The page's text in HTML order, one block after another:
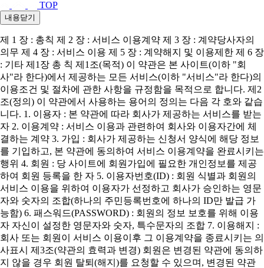
TOP
내용닫기
제 1 장 : 총칙 제 2 장 : 서비스 이용계약 제 3 장 : 계약당사자의
의무 제 4 장 : 서비스 이용 제 5 장 : 계약해지 및 이용제한 제 6 장
: 기타 제1장 총 칙 제1조(목적) 이 약관은 본 사이트(이하 "회
사"라 한다)에서 제공하는 모든 서비스(이하 "서비스"라 한다)의
이용조건 및 절차에 관한 사항을 규정함을 목적으로 합니다. 제2
조(정의) 이 약관에서 사용하는 용어의 정의는 다음 각 호와 같습
니다. 1. 이용자 : 본 약관에 따라 회사가 제공하는 서비스를 받는
자 2. 이용계약 : 서비스 이용과 관련하여 회사와 이용자간에 체
결하는 계약 3. 가입 : 회사가 제공하는 신청서 양식에 해당 정보
를 기입하고, 본 약관에 동의하여 서비스 이용계약을 완료시키는
행위 4. 회원 : 당 사이트에 회원가입에 필요한 개인정보를 제공
하여 회원 등록을 한 자 5. 이용자번호(ID) : 회원 식별과 회원의
서비스 이용을 위하여 이용자가 선정하고 회사가 승인하는 영문
자와 숫자의 조합(하나의 주민등록번호에 하나의 ID만 발급 가
능함) 6. 패스워드(PASSWORD) : 회원의 정보 보호를 위해 이용
자 자신이 설정한 영문자와 숫자, 특수문자의 조합 7. 이용해지 :
회사 또는 회원이 서비스 이용이후 그 이용계약을 종료시키는 의
사표시 제3조(약관의 효력과 변경) 회원은 변경된 약관에 동의하
지 않을 경우 회원 탈퇴(해지)를 요청할 수 있으며, 변경된 약관